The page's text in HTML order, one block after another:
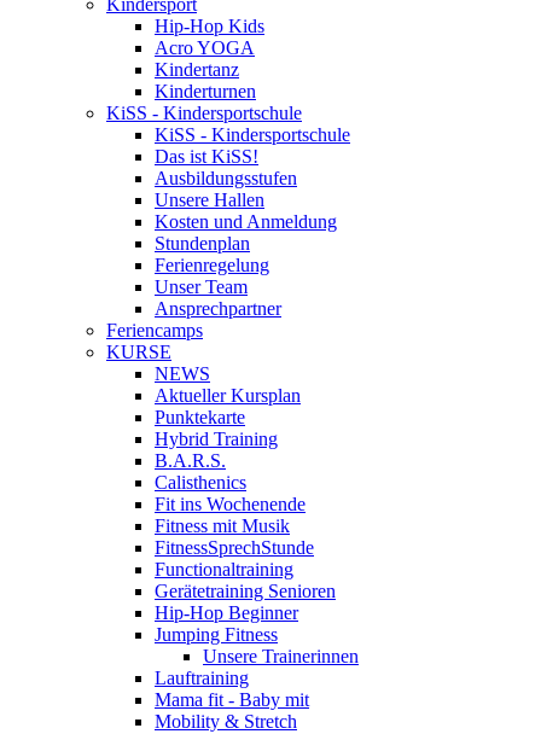
Kindersport
Hip-Hop Kids
Acro YOGA
Kindertanz
Kinderturnen
KiSS - Kindersportschule
KiSS - Kindersportschule
Das ist KiSS!
Ausbildungsstufen
Unsere Hallen
Kosten und Anmeldung
Stundenplan
Ferienregelung
Unser Team
Ansprechpartner
Feriencamps
KURSE
NEWS
Aktueller Kursplan
Punktekarte
Hybrid Training
B.A.R.S.
Calisthenics
Fit ins Wochenende
Fitness mit Musik
FitnessSprechStunde
Functionaltraining
Gerätetraining Senioren
Hip-Hop Beginner
Jumping Fitness
Unsere Trainerinnen
Lauftraining
Mama fit - Baby mit
Mobility & Stretch